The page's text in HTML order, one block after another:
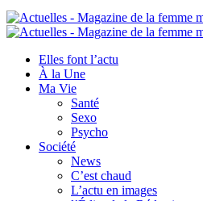
Elles font l’actu
À la Une
Ma Vie
Santé
Sexo
Psycho
Société
News
C’est chaud
L’actu en images